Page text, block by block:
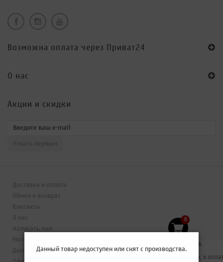
Данный товар недоступен или снят с производства.
Возможна оплата через Приват24
O нас
Акции и скидки
Доставка и оплата
Обмен и возврат
Контакты
О нас
Написать нам
Мотоблог
Дилерам
0
Нет товаров
Итого, к